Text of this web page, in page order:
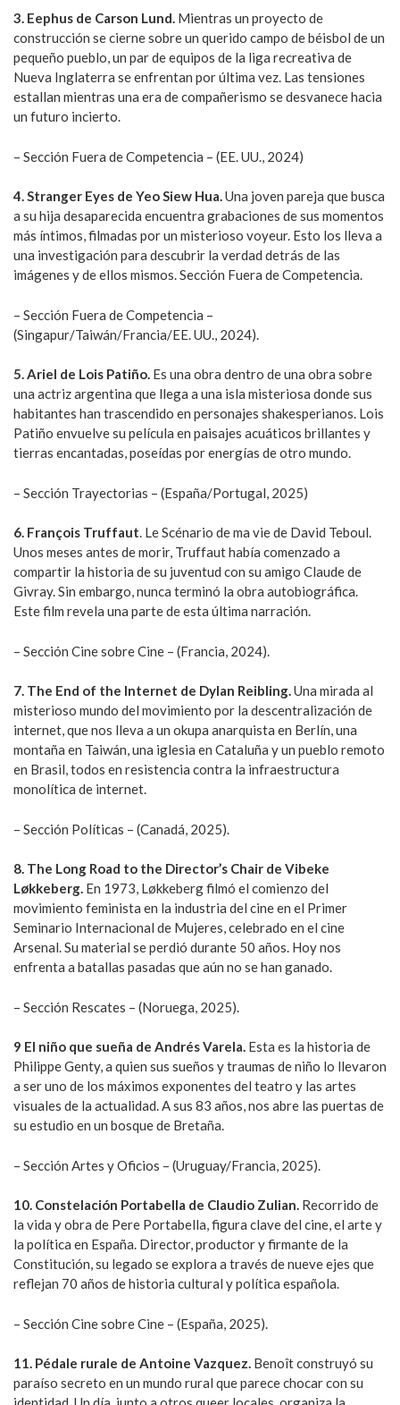
3. Eephus de Carson Lund. Mientras un proyecto de
construcción se cierne sobre un querido campo de béisbol de un
pequeño pueblo, un par de equipos de la liga recreativa de
Nueva Inglaterra se enfrentan por última vez. Las tensiones
estallan mientras una era de compañerismo se desvanece hacia
un futuro incierto.
– Sección Fuera de Competencia – (EE. UU., 2024)
4. Stranger Eyes de Yeo Siew Hua.Una joven pareja que busca
a su hija desaparecida encuentra grabaciones de sus momentos
más íntimos, filmadas por un misterioso voyeur. Esto los lleva a
una investigación para descubrir la verdad detrás de las
imágenes y de ellos mismos. Sección Fuera de Competencia.
– Sección Fuera de Competencia –
(Singapur/Taiwán/Francia/EE. UU., 2024).
5. Ariel de Lois Patiño. Es una obra dentro de una obra sobre
una actriz argentina que llega a una isla misteriosa donde sus
habitantes han trascendido en personajes shakesperianos. Lois
Patiño envuelve su película en paisajes acuáticos brillantes y
tierras encantadas, poseídas por energías de otro mundo.
– Sección Trayectorias – (España/Portugal, 2025)
6. François Truffaut. Le Scénario de ma vie de David Teboul.
Unos meses antes de morir, Truffaut había comenzado a
compartir la historia de su juventud con su amigo Claude de
Givray. Sin embargo, nunca terminó la obra autobiográfica.
Este film revela una parte de esta última narración.
– Sección Cine sobre Cine – (Francia, 2024).
7. The End of the Internet de Dylan Reibling.Una mirada al
misterioso mundo del movimiento por la descentralización de
internet, que nos lleva a un okupa anarquista en Berlín, una
montaña en Taiwán, una iglesia en Cataluña y un pueblo remoto
en Brasil, todos en resistencia contra la infraestructura
monolítica de internet.
– Sección Políticas – (Canadá, 2025).
8. The Long Road to the Director’s Chair de Vibeke
Løkkeberg. En 1973, Løkkeberg filmó el comienzo del
movimiento feminista en la industria del cine en el Primer
Seminario Internacional de Mujeres, celebrado en el cine
Arsenal. Su material se perdió durante 50 años. Hoy nos
enfrenta a batallas pasadas que aún no se han ganado.
– Sección Rescates – (Noruega, 2025).
9 El niño que sueña de Andrés Varela. Esta es la historia de
Philippe Genty, a quien sus sueños y traumas de niño lo llevaron
a ser uno de los máximos exponentes del teatro y las artes
visuales de la actualidad. A sus 83 años, nos abre las puertas de
su estudio en un bosque de Bretaña.
– Sección Artes y Oficios – (Uruguay/Francia, 2025).
10. Constelación Portabella de Claudio Zulian. Recorrido de
la vida y obra de Pere Portabella, figura clave del cine, el arte y
la política en España. Director, productor y firmante de la
Constitución, su legado se explora a través de nueve ejes que
reflejan 70 años de historia cultural y política española.
– Sección Cine sobre Cine – (España, 2025).
11. Pédale rurale de Antoine Vazquez. Benoît construyó su
paraíso secreto en un mundo rural que parece chocar con su